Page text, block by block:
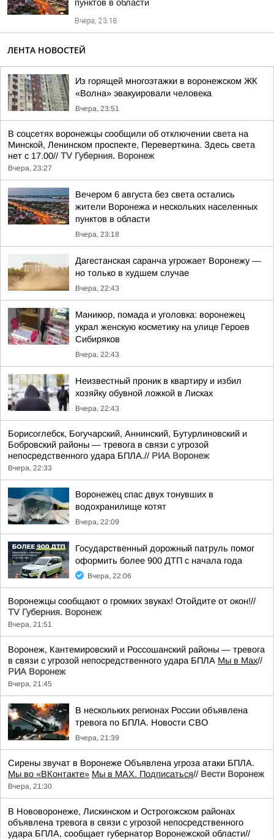
пунктов в области
Вчера, 23:18
ЛЕНТА НОВОСТЕЙ
Из горящей многоэтажки в воронежском ЖК
«Волна» эвакуировали человека
Вчера, 23:51
В соцсетях воронежцы сообщили об отключении света на
Минской, Ленинском проспекте, Переверткина. Здесь света
нет с 17.00// TV Губерния. Воронеж
Вчера, 23:27
Вечером 6 августа без света остались
жители Воронежа и нескольких населенных
пунктов в области
Вчера, 23:18
Дагестанская саранча угрожает Воронежу —
но только в худшем случае
Вчера, 22:43
Маникюр, помада и уголовка: воронежец
украл женскую косметику на улице Героев
Сибиряков
Вчера, 22:43
Неизвестный проник в квартиру и избил
хозяйку обувной ложкой в Лисках
Вчера, 22:43
Борисоглебск, Богучарский, Аннинский, Бутурлиновский и
Бобровский районы — тревога в связи с угрозой
непосредственного удара БПЛА.// РИА Воронеж
Вчера, 22:33
Воронежец спас двух тонувших в
водохранилище котят
Вчера, 22:09
Государственный дорожный патруль помог
оформить более 900 ДТП с начала года
Вчера, 22:06
Воронежцы сообщают о громких звуках! Отойдите от окон!//
TV Губерния. Воронеж
Вчера, 21:51
Воронеж, Кантемировский и Россошанский районы — тревога
в связи с угрозой непосредственного удара БПЛА Мы в Мах//
РИА Воронеж
Вчера, 21:45
В нескольких регионах России объявлена
тревога по БПЛА. Новости СВО
Вчера, 21:39
Сирены звучат в Воронеже Объявлена угроза атаки БПЛА.
Мы во «ВКонтакте» Мы в MAX. Подписаться// Вести Воронеж
Вчера, 21:30
В Нововоронеже, Лискинском и Острогожском районах
объявлена тревога в связи с угрозой непосредственного
удара БПЛА, сообщает губернатор Воронежской области//